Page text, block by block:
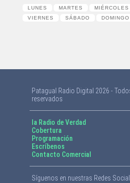
LUNES MARTES MIÉRCOLES
VIERNES
SÁBADO DOMINGO
Patagual Radio Digital 2026 -
reservados
la Radio de Verdad
Cobertura
Programación
Escríbenos
Contacto Comercial
Síguenos en nuestras Redes